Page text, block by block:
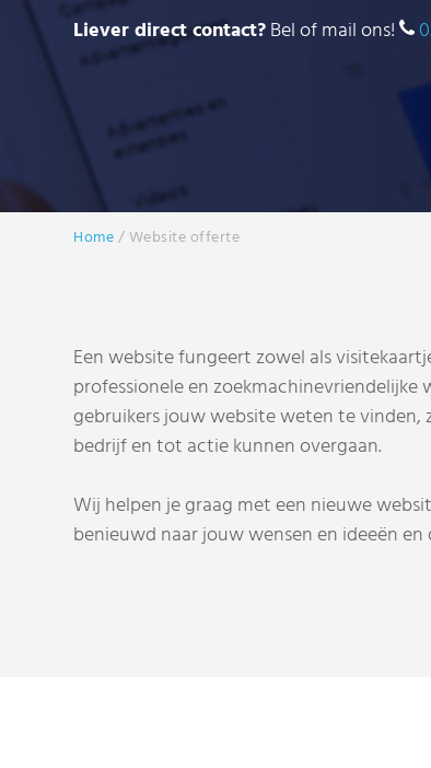
Liever direct contact?Bel of mail ons!
Home/Website offerte
Een website fungeert zowel als
professionele en
gebruikers jouw website weten te
bedrijf en tot actie kunnen overgaan.
Wij helpen je graag met een nieuwe
benieuwd naar jouw wensen en ideeën